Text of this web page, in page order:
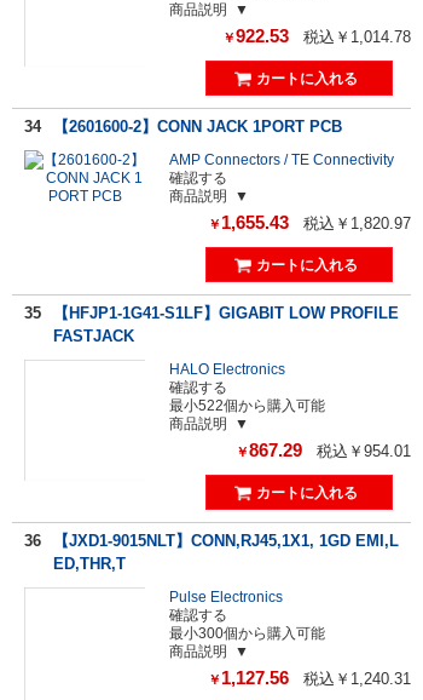
商品説明
￥922.53 税込￥1,014.78
34 【2601600-2】CONN JACK 1PORT PCB
AMP Connectors / TE Connectivity
確認する
商品説明
￥ 1,655.43 税込￥1,820.97
35
【HFJP1-1G41-S1LF】GIGABIT LOW PROFILE
FASTJACK
HALO Electronics
確認する
最小522個から購入可能
商品説明
￥867.29 税込￥954.01
36
【JXD1-9015NLT】CONN,RJ45,1X1, 1GD EMI,L
ED,THR,T
Pulse Electronics
確認する
最小300個から購入可能
商品説明
￥ 1,127.56 税込￥1,240.31